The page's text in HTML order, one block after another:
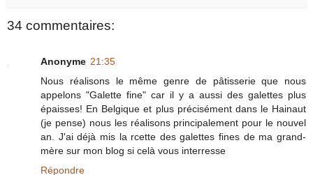
34 commentaires:
Anonyme 21:35
Nous réalisons le même genre de pâtisserie que nous
appelons "Galette fine" car il y a aussi des galettes plus
épaisses! En Belgique et plus précisément dans le Hainaut
(je pense) nous les réalisons principalement pour le nouvel
an. J'ai déjà mis la rcette des galettes fines de ma grand-
mère sur mon blog si celà vous interresse
Répondre